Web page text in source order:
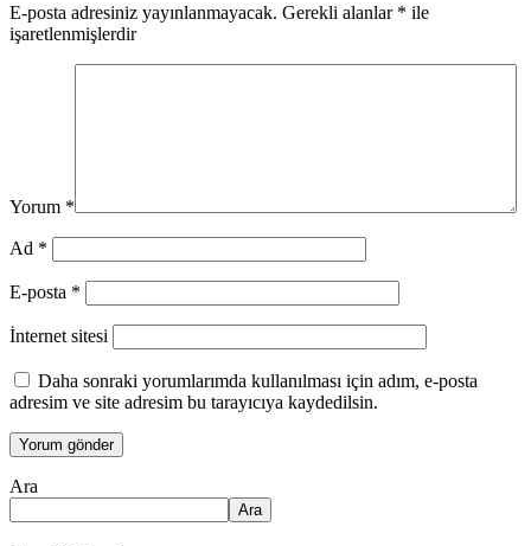
E-posta adresiniz yayınlanmayacak. Gerekli alanlar * ile
işaretlenmişlerdir
Yorum *
Ad *
E-posta *
İnternet sitesi
Daha sonraki yorumlarımda kullanılması için adım, e-posta
adresim ve site adresim bu tarayıcıya kaydedilsin.
Ara
Ara